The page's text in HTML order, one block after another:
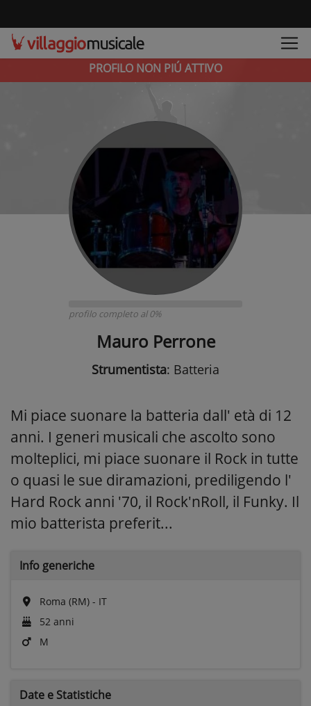
PROFILO NON PIÚ ATTIVO
profilo completo al 0%
Mauro Perrone
Strumentista: Batteria
Mi piace suonare la batteria dall' età di 12
anni. I generi musicali che ascolto sono
molteplici, mi piace suonare il Rock in tutte
o quasi le sue diramazioni, prediligendo l'
Hard Rock anni '70, il Rock'nRoll, il Funky. Il
mio batterista preferit...
Info generiche
Roma (RM) - IT
52 anni
M
Date e Statistiche